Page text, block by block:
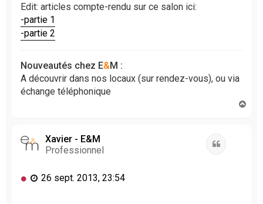
Edit: articles compte-rendu sur ce salon ici:
-partie 1
-partie 2
Nouveautés chez E&M :
A découvrir dans nos locaux (sur rendez-vous), ou via
échange téléphonique
Xavier - E&M
Professionnel
M 26 sept. 2013, 23:54